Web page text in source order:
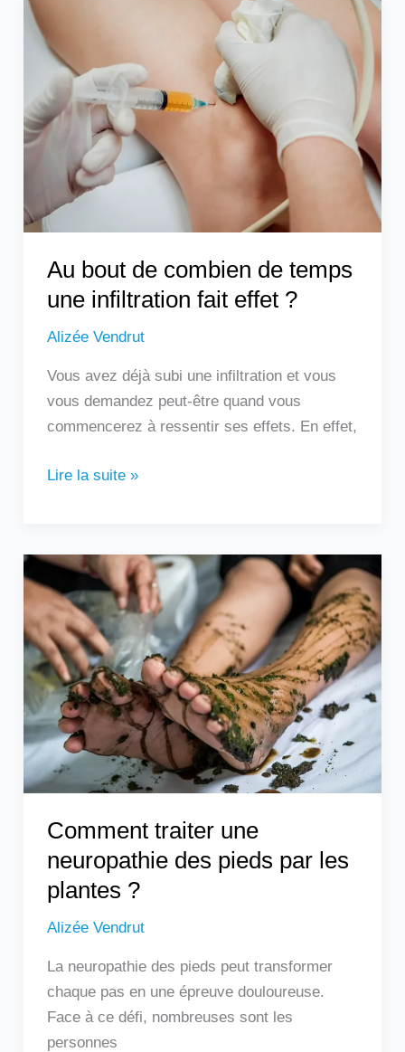
Au bout de combien de temps
une infiltration fait effet ?
Alizée Vendrut
Vous avez déjà subi une infiltration et vous
vous demandez peut-être quand vous
commencerez à ressentir ses effets. En effet,
de
combien
de
temps
infiltration
fait
effet
?
Lire la suite »
Comment traiter une
neuropathie des pieds par les
plantes ?
Alizée Vendrut
La neuropathie des pieds peut transformer
chaque pas en une épreuve douloureuse.
Face à ce défi, nombreuses sont les
personnes
Comment
traiter
une
neuropathie
des
pieds
par
les
plantes
?